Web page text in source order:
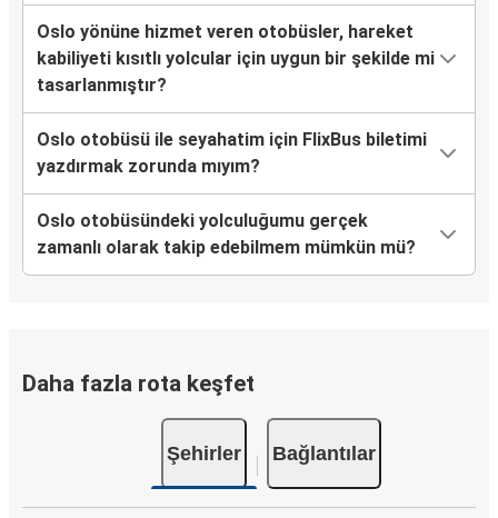
Oslo
Kopenhag Havalimanı (Kastrup)
Oslo
Amsterdam
Oslo yönüne hizmet veren otobüsler, hareket
kabiliyeti kısıtlı yolcular için uygun bir şekilde mi
tasarlanmıştır?
Oslo otobüsü ile seyahatim için FlixBus biletimi
yazdırmak zorunda mıyım?
Oslo otobüsündeki yolculuğumu gerçek
zamanlı olarak takip edebilmem mümkün mü?
Daha fazla rota keşfet
Şehirler Bağlantılar